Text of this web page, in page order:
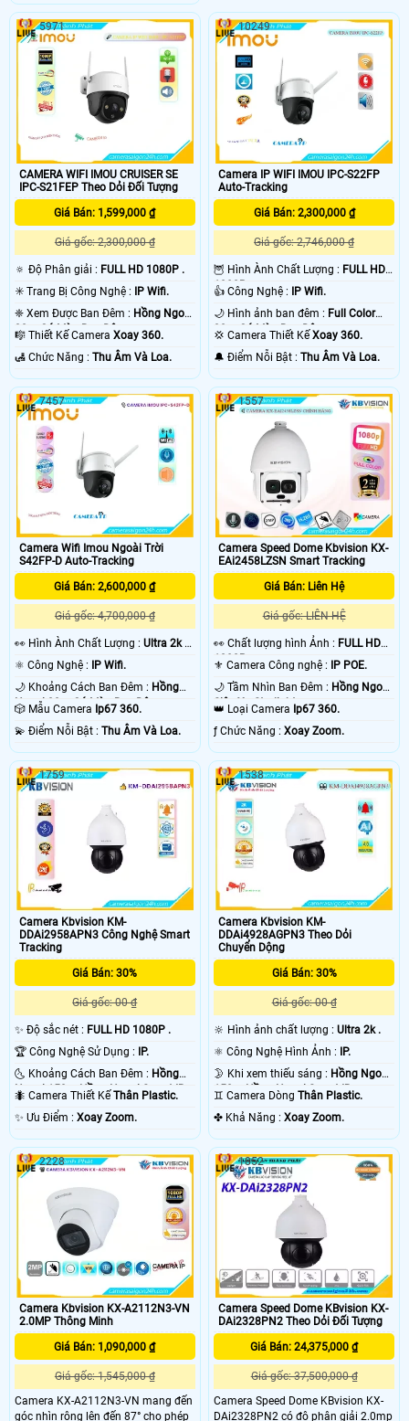
CAMERA WIFI IMOU CRUISER SE
IPC-S21FEP Theo Dỏi Đối Tượng
Giá Bán: 1,599,000 ₫
Giá gốc: 2,300,000 ₫
🔅 Độ Phân giải : FULL HD 1080P .
✳️ Trang Bị Công Nghệ : IP Wifi.
❈ Xem Được Ban Đêm : Hồng Ngoại
30m Có Màu Ban Ðêm.
🎼️ Thiết Kế Camera Xoay 360.
️🛃 Chức Năng : Thu Âm Và Loa.
5971
Camera IP WIFI IMOU IPC-S22FP
Auto-Tracking
Giá Bán: 2,300,000 ₫
Giá gốc: 2,746,000 ₫
🦉 Hình Ành Chất Lượng : FULL HD
1080P .
👍 Công Nghệ : IP Wifi.
🌙 Hình ảnh ban đêm : Full Color
30m Có Màu Ban Ðêm.
💢 Camera Thiết KếXoay 360.
️🔔 Điểm Nỗi Bật :Thu Âm Và Loa.
10249
Camera Wifi Imou Ngoài Trời
S42FP-D Auto-Tracking
Giá Bán: 2,600,000 ₫
Giá gốc: 4,700,000 ₫
️👀 Hình Ành Chất Lượng : Ultra 2k +
⚛️ Công Nghệ : IP Wifi.
🌙 Khoảng Cách Ban Đêm : Hồng
Ngoại 30m Có Màu Ban Ðêm.
🎲 Mẫu Camera Ip67 360.
️💫 Điểm Nỗi Bật : Thu Âm Và Loa.
7457
Camera Speed Dome Kbvision KX-
EAi2458LZSN Smart Tracking
Giá Bán: Liên Hệ
Giá gốc: LIÊN HỆ
️👀 Chất lượng hình Ảnh : FULL HD
1080P .
⚜️ Camera Công nghệ : IP POE.
🌙 Tầm Nhìn Ban Đêm : Hồng Ngoại
Siêu Xa Starlight.
👑 Loại Camera Ip67 360.
️ƒ Chức Năng :Xoay Zoom.
1557
Camera Kbvision KM-
DDAi2958APN3 Công Nghệ Smart
Tracking
Giá Bán: 30%
Giá gốc: 00 ₫
✨ Độ sắc nét : FULL HD 1080P .
🏆 Công Nghệ Sử Dụng :
IP.
🌜 Khoảng Cách Ban Đêm : Hồng
Ngoại 150m Hồng Ngoại Smart IR.
🐜 Camera Thiết Kế Thân Plastic.
️✨ Ưu Điểm : Xoay Zoom.
1759
Camera Kbvision KM-
DDAi4928AGPN3 Theo Dỏi
Chuyển Dộng
Giá Bán: 30%
Giá gốc: 00 ₫
🔆 Hình ảnh chất lượng :Ultra 2k .
⚛️ Công Nghệ Hình Ảnh :
IP.
🌛 Khi xem thiếu sáng : Hồng Ngoại
150m Hồng Ngoại Smart IR.
♊ Camera DòngThân Plastic.
️✤ Khả Năng :Xoay Zoom.
1538
Camera Kbvision KX-A2112N3-VN
2.0MP Thông Minh
Giá Bán: 1,090,000 ₫
Giá gốc: 1,545,000 ₫
Camera KX-A2112N3-VN mang đến
góc nhìn rộng lên đến 87° cho phép
2228
Camera Speed Dome KBvision KX-
DAi2328PN2 Theo Dỏi Đối Tượng
Giá Bán: 24,375,000 ₫
Giá gốc: 37,500,000 ₫
Camera Speed Dome KBvision KX-
DAi2328PN2 có độ phân giải 2.0mp
1852